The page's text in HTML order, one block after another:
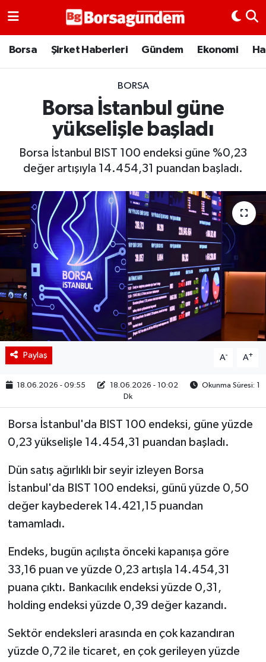
Borsa Şirket Haberleri Gündem Ekonomi
BORSA
Borsa İstanbul güne
yükselişle başladı
Borsa İstanbul BIST 100 endeksi güne %0,23
değer artışıyla 14.454,31 puandan başladı.
Paylaş A- A+
18.06.2026 - 09:55 18.06.2026 - 10:02
Okunma Süresi: 1
Dk
Borsa İstanbul'da BIST 100 endeksi, güne yüzde
0,23 yükselişle 14.454,31 puandan başladı.
Dün satış ağırlıklı bir seyir izleyen Borsa
İstanbul'da BIST 100 endeksi, günü yüzde 0,50
değer kaybederek 14.421,15 puandan
tamamladı.
Endeks, bugün açılışta önceki kapanışa göre
33,16 puan ve yüzde 0,23 artışla 14.454,31
puana çıktı. Bankacılık endeksi yüzde 0,31,
holding endeksi yüzde 0,39 değer kazandı.
Sektör endeksleri arasında en çok kazandıran
yüzde 0,72 ile ticaret, en çok gerileyen yüzde
Borsa
Emtia
Galeri
Gündem
Bitcoin
Şirket Haberleri
Borsa Gundem
BIST 100 Isı Haritası
Coin Isı Haritası
Ekonomik Takvim
Kiripto Para Piyasası
Gizlilik Sözleşmesi
Hakkımızda
İletişim